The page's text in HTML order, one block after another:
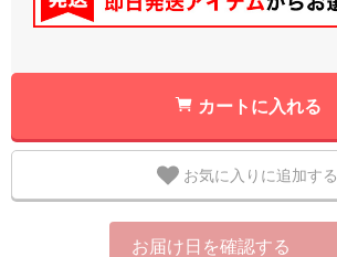
カートに入れる
お気に入りに追加する
お届け日を確認する